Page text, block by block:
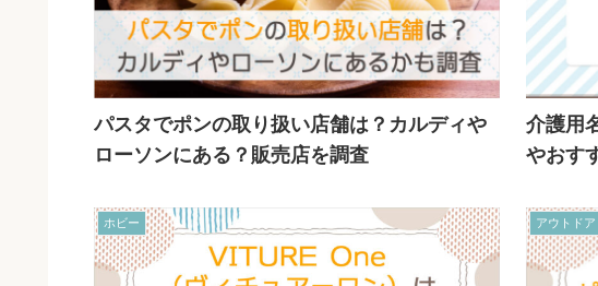
パスタでポンの取り扱い店舗は？カルディや
ローソンにある？販売店を調査
介護用
やおす
ホビー アウトドア